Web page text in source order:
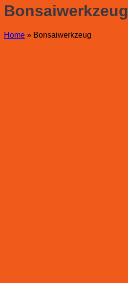
Bonsaiwerkzeug
Home » Bonsaiwerkzeug